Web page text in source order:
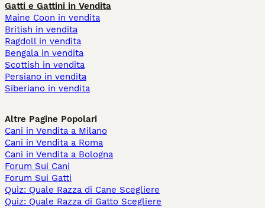
Gatti e Gattini in Vendita
Maine Coon in vendita
British in vendita
Ragdoll in vendita
Bengala in vendita
Scottish in vendita
Persiano in vendita
Siberiano in vendita
Altre Pagine Popolari
Cani in Vendita a Milano
Cani in Vendita a Roma
Cani in Vendita a Bologna
Forum Sui Cani
Forum Sui Gatti
Quiz: Quale Razza di Cane Scegliere
Quiz: Quale Razza di Gatto Scegliere